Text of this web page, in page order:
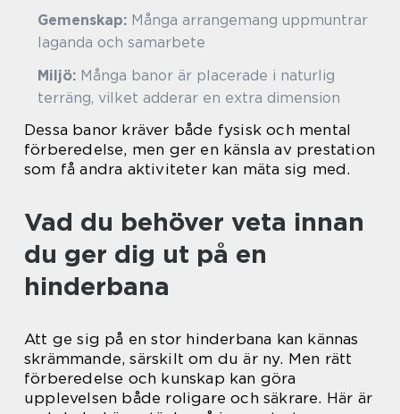
Gemenskap: Många arrangemang uppmuntrar
laganda och samarbete
Miljö: Många banor är placerade i naturlig
terräng, vilket adderar en extra dimension
Dessa banor kräver både fysisk och mental
förberedelse, men ger en känsla av prestation
som få andra aktiviteter kan mäta sig med.
Vad du behöver veta innan
du ger dig ut på en
hinderbana
Att ge sig på en stor hinderbana kan kännas
skrämmande, särskilt om du är ny. Men rätt
förberedelse och kunskap kan göra
upplevelsen både roligare och säkrare. Här är